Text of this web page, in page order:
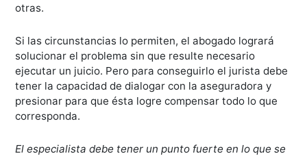
otras.
Si las circunstancias lo permiten, el abogado logrará
solucionar el problema sin que resulte necesario
ejecutar un juicio. Pero para conseguirlo el jurista debe
tener la capacidad de dialogar con la aseguradora y
presionar para que ésta logre compensar todo lo que
corresponda.
El especialista debe tener un punto fuerte en lo que se